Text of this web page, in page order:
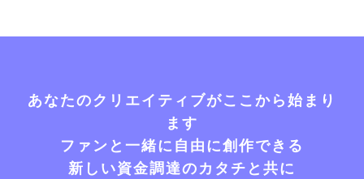
あなたのクリエイティブがここから始まり
ます
ファンと一緒に自由に創作できる
新しい資金調達のカタチと共に